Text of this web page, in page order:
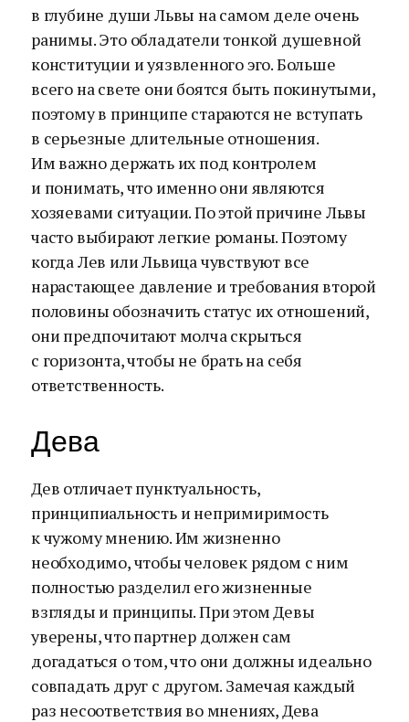
в глубине души Львы на самом деле очень
ранимы. Это обладатели тонкой душевной
конституции и уязвленного эго. Больше
всего на свете они боятся быть покинутыми,
поэтому в принципе стараются не вступать
в серьезные длительные отношения.
Им важно держать их под контролем
и понимать, что именно они являются
хозяевами ситуации. По этой причине Львы
часто выбирают легкие романы. Поэтому
когда Лев или Львица чувствуют все
нарастающее давление и требования второй
половины обозначить статус их отношений,
они предпочитают молча скрыться
с горизонта, чтобы не брать на себя
ответственность.
Дева
Дев отличает пунктуальность,
принципиальность и непримиримость
к чужому мнению. Им жизненно
необходимо, чтобы человек рядом с ним
полностью разделил его жизненные
взгляды и принципы. При этом Девы
уверены, что партнер должен сам
догадаться о том, что они должны идеально
совпадать друг с другом. Замечая каждый
раз несоответствия во мнениях, Дева